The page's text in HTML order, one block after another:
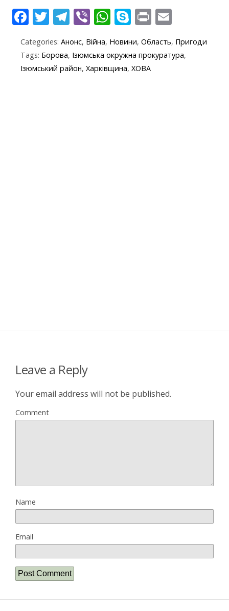
F
e
b
T
itt
er
T
e
gr
Vi
b
er
W
at
s
S
y
p
Pr
t ai
l
Categories: Анонс, Війна, Новини, Область, Пригоди
Tags: Борова, Ізюмська окружна прокуратура,
Ізюмський район, Харківщина, ХОВА
Leave a Reply
Your email address will not be published.
Comment
Name
Email